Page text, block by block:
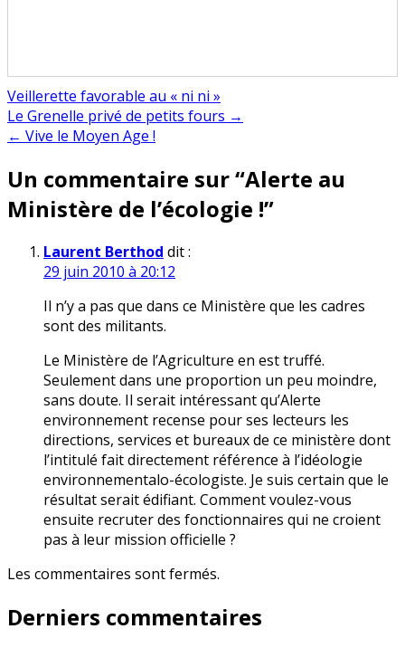
Veillerette favorable au « ni ni »
Navigation
de
l’article
Le Grenelle privé de petits fours →
← Vive le Moyen Age !
Un commentaire sur “Alerte au
Ministère de l’écologie !”
Laurent Berthod dit :
29 juin 2010 à 20:12
Il n’y a pas que dans ce Ministère que les cadres
sont des militants.
Le Ministère de l’Agriculture en est truffé.
Seulement dans une proportion un peu moindre,
sans doute. Il serait intéressant qu’Alerte
environnement recense pour ses lecteurs les
directions, services et bureaux de ce ministère dont
l’intitulé fait directement référence à l’idéologie
environnementalo-écologiste. Je suis certain que le
résultat serait édifiant. Comment voulez-vous
ensuite recruter des fonctionnaires qui ne croient
pas à leur mission officielle ?
Les commentaires sont fermés.
Derniers commentaires